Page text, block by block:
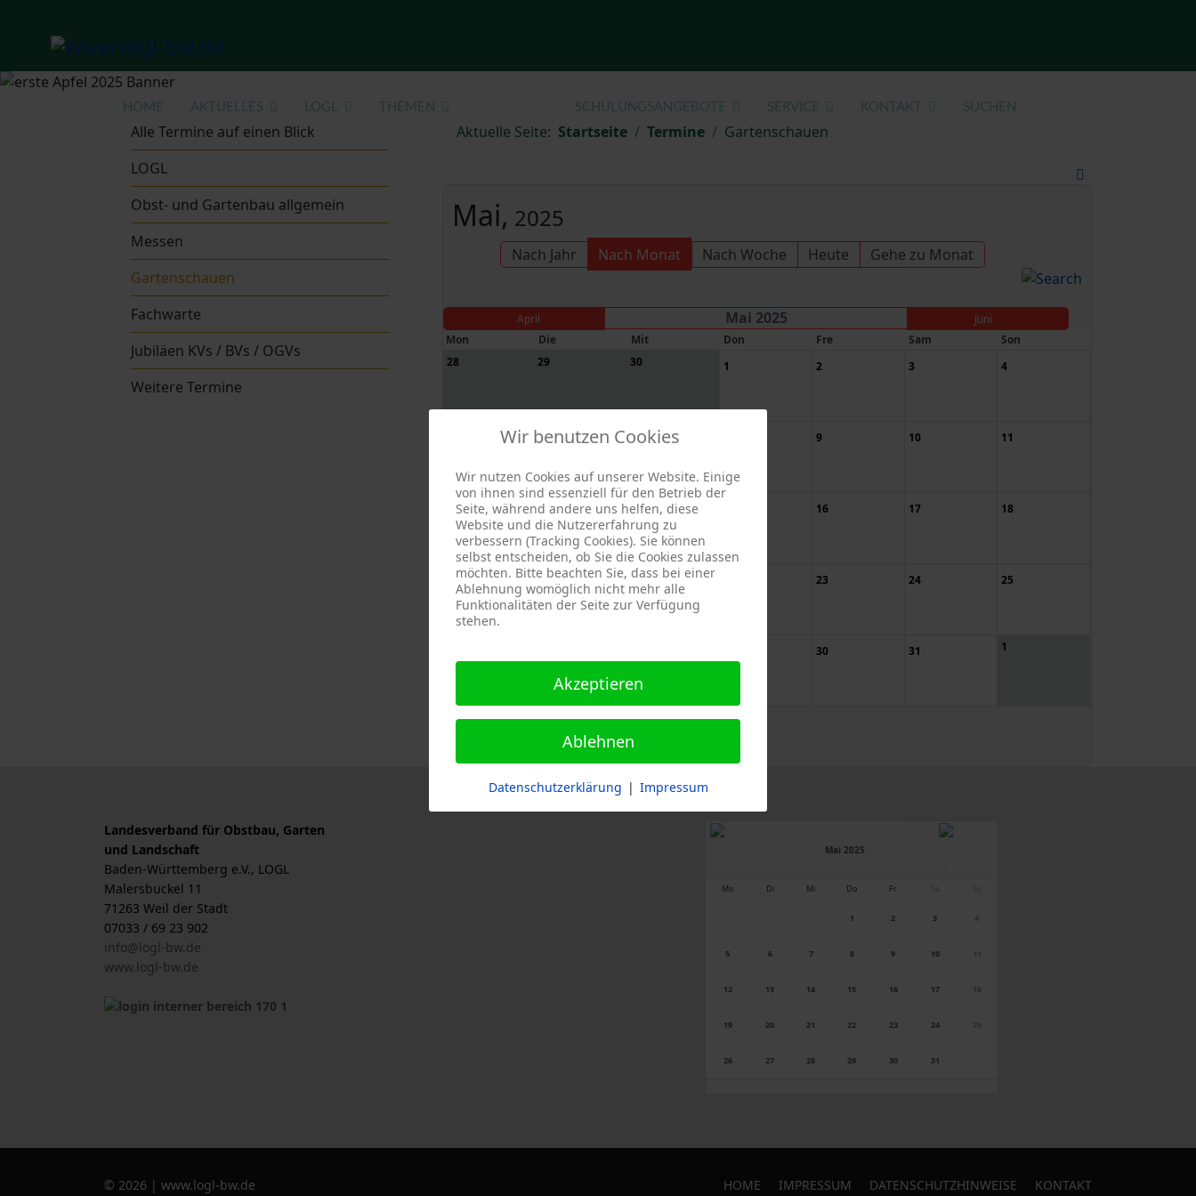
HOME AKTUELLES LOGL THEMEN SCHULUNGSANGEBOTE SERVICE KONTAKT SUCHEN
Alle Termine auf einen Blick
LOGL
Obst- und Gartenbau allgemein
Messen
Gartenschauen
Fachwarte
Jubiläen KVs / BVs / OGVs
Weitere Termine
Aktuelle Seite: Startseite Termine Gartenschauen
Mai, 2025
Nach Jahr Nach Monat Nach Woche Heute Gehe zu Monat
April Mai 2025
Juni
Mon
Die Mit Don Fre Sam
Son
28
29 30 1 2 3 4
6 7 9 10 11
12 13 14 16 17 18
19 20 21 23 24 25
30 31 1
Alle Kategorien ...
Landesverband für Obstbau, Garten
und Landschaft
Baden-Württemberg e.V., LOGL
Malersbuckel 11
71263 Weil der Stadt
07033 / 69 23 902
info@logl-bw.de
www.logl-bw.de
Mai 2025
Mo Di Mi Do Fr
1 2 3 4
5 6 7 8 9 10 11
12 13 14 15 16 17 18
19 20 21 22 23 24 25
26 27 28 29 30 31
© 2026 | www.logl-bw.de HOME IMPRESSUM DATENSCHUTZHINWEISE KONTAKT
Wir benutzen Cookies
Wir nutzen Cookies auf unserer Website. Einige
von ihnen sind essenziell für den Betrieb der
Seite, während andere uns helfen, diese
Website und die Nutzererfahrung zu
verbessern (Tracking Cookies). Sie können
selbst entscheiden, ob Sie die Cookies zulassen
möchten. Bitte beachten Sie, dass bei einer
Ablehnung womöglich nicht mehr alle
Funktionalitäten der Seite zur Verfügung
stehen.
Akzeptieren
Ablehnen
Datenschutzerklärung | Impressum